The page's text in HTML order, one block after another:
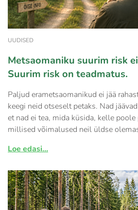
UUDISED
Metsaomaniku suurim risk
Suurim risk on teadmatus.
Paljud erametsaomanikud ei jää
keegi neid otseselt petaks. Nad
et nad ei tea, mida küsida, kelle
millised võimalused neil üldse
Loe edasi...